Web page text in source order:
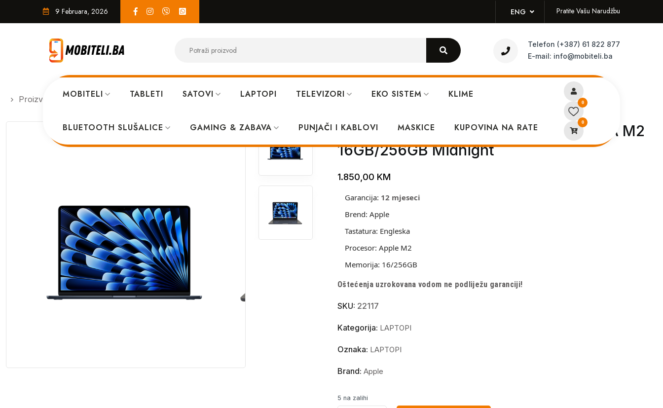
9 Februara, 2026 ENG Pratite Vašu Narudžbu
Telefon (+387) 61 822 877
E-mail: info@mobiteli.ba
MOBITELI TABLETI SATOVI LAPTOPI TELEVIZORI EKO SISTEM KLIME
BLUETOOTH SLUŠALICE GAMING & ZABAVA PUNJAČI I KABLOVI MASKICE KUPOVINA NA RATE
0
0
Proizvodi LAPTOPI Apple MacBook Air 13 2022 MC7X4LL/A M2 16GB/256GB Midnight
Apple MacBook Air 13 2022 MC7X4LL/A M2
16GB/256GB Midnight
1.850,00 KM
Garancija: 12 mjeseci
Brend: Apple
Tastatura: Engleska
Procesor: Apple M2
Memorija: 16/256GB
Oštećenja uzrokovana vodom ne podliježu garanciji!
SKU: 22117
Kategorija: LAPTOPI
Oznaka: LAPTOPI
Brand: Apple
5 na zalihi